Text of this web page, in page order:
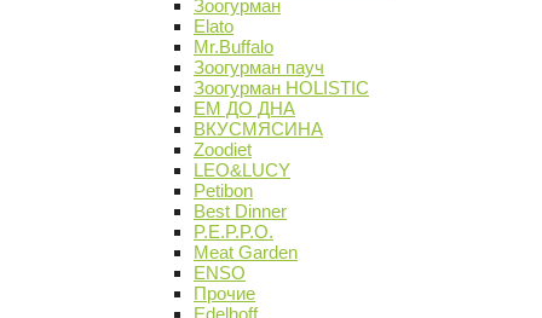
Зоогурман
Elato
Mr.Buffalo
Зоогурман пауч
Зоогурман HOLISTIC
ЕМ ДО ДНА
ВКУСМЯСИНА
Zoodiet
LEO&LUCY
Petibon
Best Dinner
P.E.P.P.O.
Meat Garden
ENSO
Прочие
Edelhoff